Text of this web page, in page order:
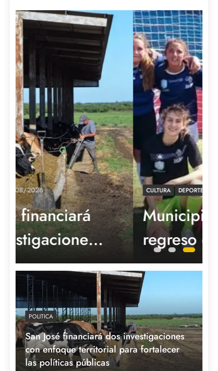
CULTURA DEPORTE 03/08/2026
Municipio solicitó el
regreso de «Pelota
al Medio a la
Esperanza»
POLITICA
San José financiará dos investigaciones
con enfoque territorial para fortalecer
las políticas públicas